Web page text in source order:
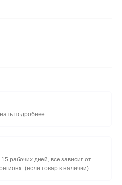
подробнее:
рабочих дней, все зависит от
(если товар в наличии)